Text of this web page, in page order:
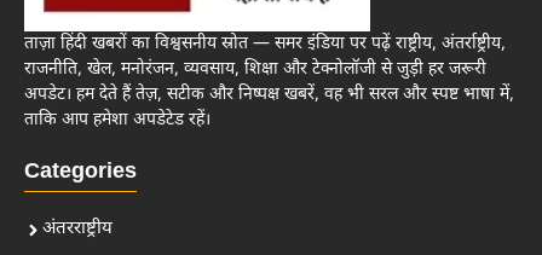
ताज़ा हिंदी खबरों का विश्वसनीय स्रोत — समर इंडिया पर पढ़ें राष्ट्रीय, अंतर्राष्ट्रीय,
राजनीति, खेल, मनोरंजन, व्यवसाय, शिक्षा और टेक्नोलॉजी से जुड़ी हर जरूरी
अपडेट। हम देते हैं तेज़, सटीक और निष्पक्ष खबरें, वह भी सरल और स्पष्ट भाषा में,
ताकि आप हमेशा अपडेटेड रहें।
Categories
अंतरराष्ट्रीय